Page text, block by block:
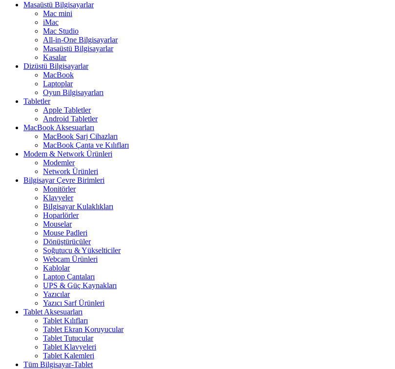
Masaüstü Bilgisayarlar
Mac mini
iMac
Mac Studio
All-in-One Bilgisayarlar
Masaüstü Bilgisayarlar
Kasalar
Dizüstü Bilgisayarlar
MacBook
Laptoplar
Oyun Bilgisayarları
Tabletler
Apple Tabletler
Android Tabletler
MacBook Aksesuarları
MacBook Şarj Cihazları
MacBook Çanta ve Kılıfları
Modem & Network Ürünleri
Modemler
Network Ürünleri
Bilgisayar Çevre Birimleri
Monitörler
Klavyeler
BiIgisayar Kulaklıkları
Hoparlörler
Mouselar
Mouse Padleri
Dönüştürücüler
Soğutucu & Yükselticiler
Webcam Ürünleri
Kablolar
Laptop Çantaları
UPS & Güç Kaynakları
Yazıcılar
Yazıcı Sarf Ürünleri
Tablet Aksesuarları
Tablet Kılıfları
Tablet Ekran Koruyucular
Tablet Tutucular
Tablet Klavyeleri
Tablet Kalemleri
Tüm Bilgisayar-Tablet